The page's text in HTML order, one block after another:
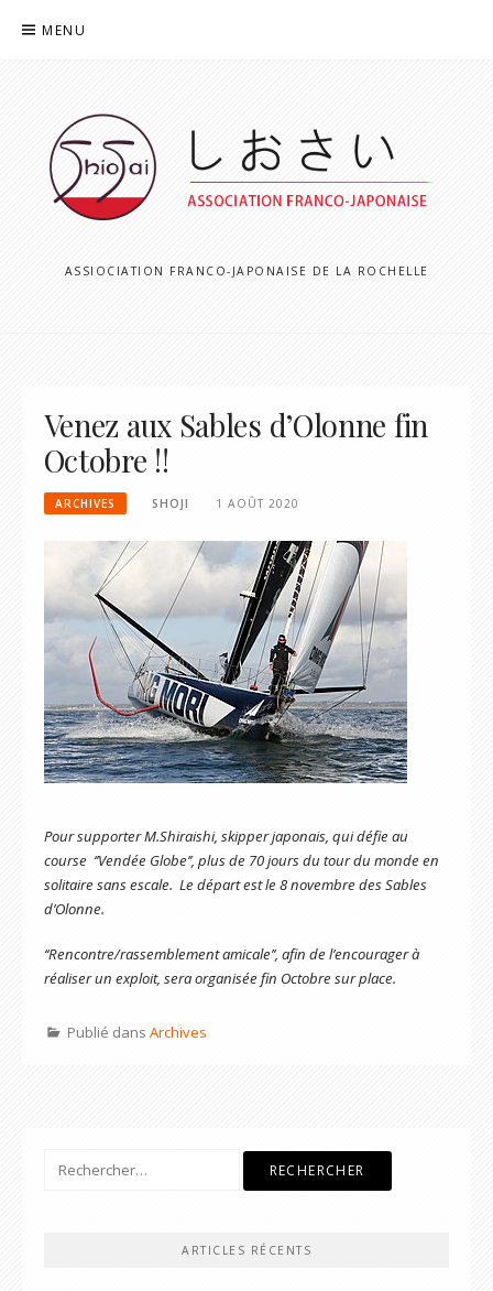
MENU
ASSIOCIATION FRANCO-JAPONAISE DE LA ROCHELLE
Venez aux Sables d’Olonne fin
Octobre !!
ARCHIVES SHOJI 1 AOÛT 2020
Pour supporter M.Shiraishi, skipper japonais, qui défie au
course ‘’Vendée Globe’’, plus de 70 jours du tour du monde en
solitaire sans escale. Le départ est le 8 novembre des Sables
d’Olonne.
‘‘Rencontre/rassemblement amicale’’, afin de l’encourager à
réaliser un exploit, sera organisée fin Octobre sur place.
Publié dans Archives
Rechercher :
ARTICLES RÉCENTS